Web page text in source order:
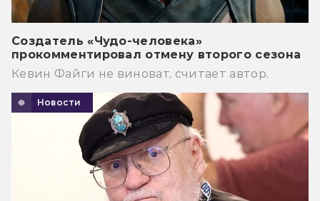
Создатель «Чудо-человека»
прокомментировал отмену второго сезона
Кевин Файги не виноват, считает автор.
Новости